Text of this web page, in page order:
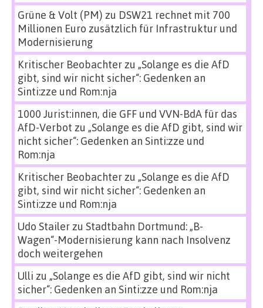
Grüne & Volt (PM) zu DSW21 rechnet mit 700
Millionen Euro zusätzlich für Infrastruktur und
Modernisierung
Kritischer Beobachterzu „Solange es die AfD
gibt, sind wir nicht sicher“: Gedenken an
Sinti:zze und Rom:nja
1000 Jurist:innen, die GFF und VVN-BdA für das
AfD-Verbot zu „Solange es die AfD gibt, sind wir
nicht sicher“: Gedenken an Sinti:zze und
Rom:nja
Kritischer Beobachterzu „Solange es die AfD
gibt, sind wir nicht sicher“: Gedenken an
Sinti:zze und Rom:nja
Udo Stailerzu Stadtbahn Dortmund: „B-
Wagen“-Modernisierung kann nach Insolvenz
doch weitergehen
Ulli zu „Solange es die AfD gibt, sind wir nicht
sicher“: Gedenken an Sinti:zze und Rom:nja